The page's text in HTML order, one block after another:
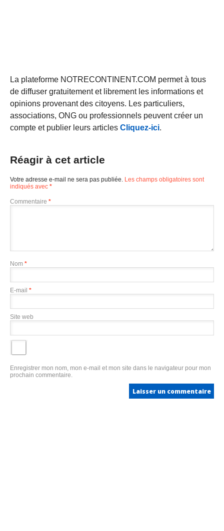
La plateforme NOTRECONTINENT.COM permet à tous
de diffuser gratuitement et librement les informations et
opinions provenant des citoyens. Les particuliers,
associations, ONG ou professionnels peuvent créer un
compte et publier leurs articles Cliquez-ici.
Réagir à cet article
Votre adresse e-mail ne sera pas publiée. Les champs obligatoires sont
indiqués avec *
Commentaire *
Nom *
E-mail *
Site web
Enregistrer mon nom, mon e-mail et mon site dans le navigateur pour mon
prochain commentaire.